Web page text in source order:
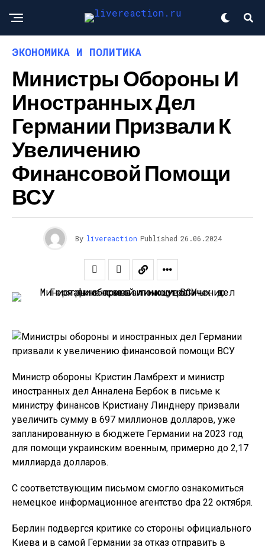
ЭКОНОМИКА И ПОЛИТИКА
Министры Обороны И
Иностранных Дел
Германии Призвали К
Увеличению
Финансовой Помощи
ВСУ
By livereaction Published 26.06.2024
Министр обороны Кристин Ламбрехт и министр
иностранных дел Анналена Бербок в письме к
министру финансов Кристиану Линднеру призвали
увеличить сумму в 697 миллионов долларов, уже
запланированную в бюджете Германии на 2023 год
для помощи украинским военным, примерно до 2,17
миллиарда долларов.
С соответствующим письмом смогло ознакомиться
немецкое информационное агентство dpa 22 октября.
Берлин подвергся критике со стороны официального
Киева и в самой Германии за отказ отправить в